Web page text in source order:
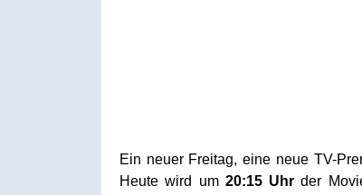
Ein neuer Freitag, eine neue TV-
Heute wird um 20:15 Uhr der